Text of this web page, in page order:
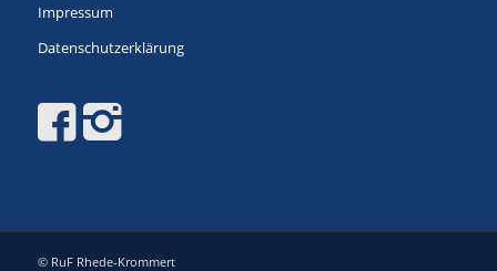
Impressum
Datenschutzerklärung
© RuF Rhede-Krommert